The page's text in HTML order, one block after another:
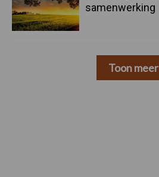
samenwerking
Toon meer